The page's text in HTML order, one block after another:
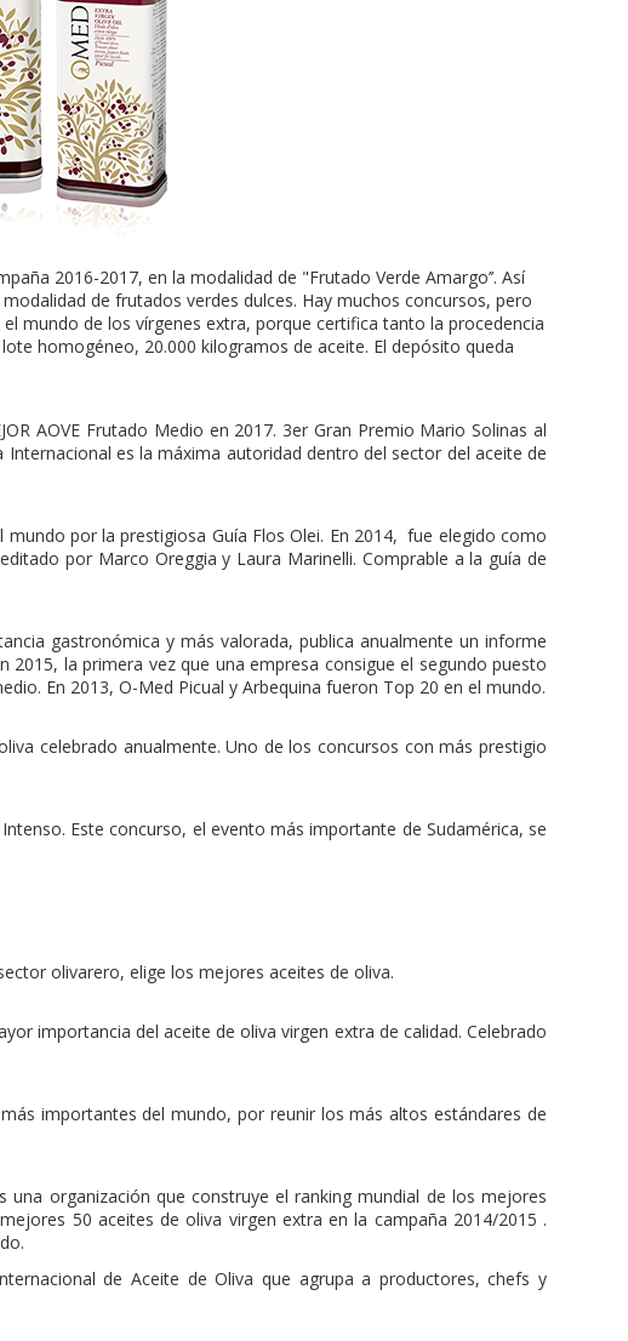
2016-2017, en la modalidad de "Frutado Verde Amargo’’. Así
de frutados verdes dulces. Hay muchos concursos, pero
mundo de los vírgenes extra, porque certifica tanto la procedencia
homogéneo, 20.000 kilogramos de aceite. El depósito queda
AOVE Frutado Medio en 2017. 3er Gran Premio Mario Solinas al
es la máxima autoridad dentro del sector del aceite de
mundo por la prestigiosa Guía Flos Olei. En 2014, fue elegido como
por Marco Oreggia y Laura Marinelli. Comprable a la guía de
gastronómica y más valorada, publica anualmente un informe
la primera vez que una empresa consigue el segundo puesto
En 2013, O-Med Picual y Arbequina fueron Top 20 en el mundo.
celebrado anualmente. Uno de los concursos con más prestigio
Intenso. Este concurso, el evento más importante de Sudamérica, se
olivarero, elige los mejores aceites de oliva.
importancia del aceite de oliva virgen extra de calidad. Celebrado
importantes del mundo, por reunir los más altos estándares de
organización que construye el ranking mundial de los mejores
50 aceites de oliva virgen extra en la campaña 2014/2015 .
de Aceite de Oliva que agrupa a productores, chefs y